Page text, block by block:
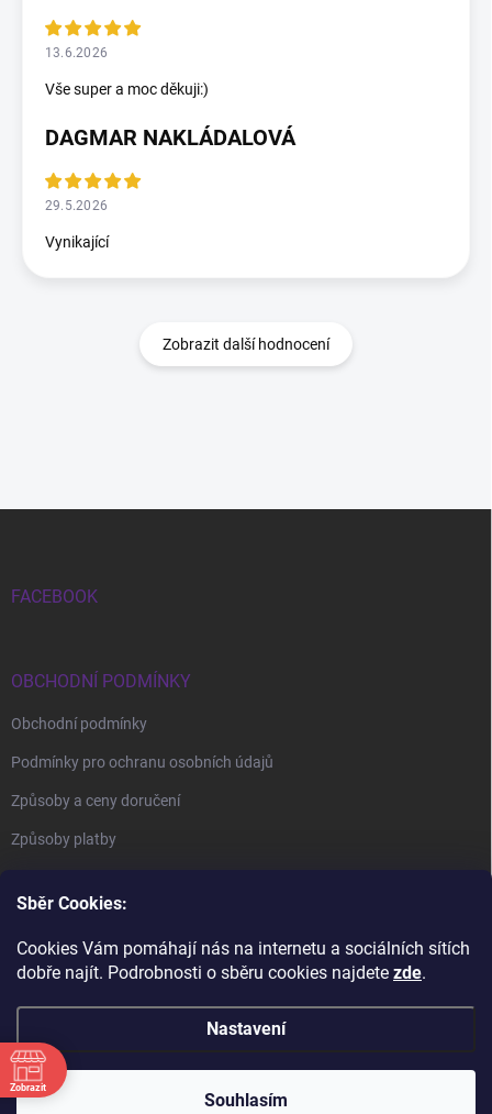
Sběr Cookies:
Cookies Vám pomáhají nás na internetu a sociálních sítích
dobře najít. Podrobnosti o sběru cookies najdete zde.
Nastavení
Souhlasím
13.6.2026
Vše super a moc děkuji:)
DAGMAR NAKLÁDALOVÁ
29.5.2026
Vynikající
Zobrazit další hodnocení
FACEBOOK
OBCHODNÍ PODMÍNKY
Obchodní podmínky
Podmínky pro ochranu osobních údajů
Způsoby a ceny doručení
Způsoby platby
BrillBird Academy Nehtové Kurzy Hradec - profesní kurzy
BrillBird Czech . Všechna práva vyhrazena.
Zobrazit